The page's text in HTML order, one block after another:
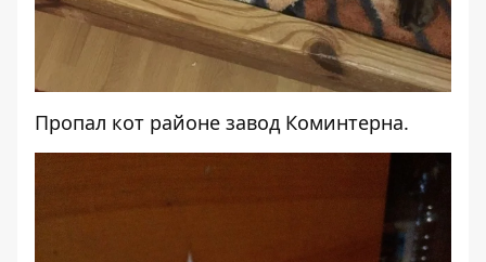
Пропал кот районе завод Коминтерна.